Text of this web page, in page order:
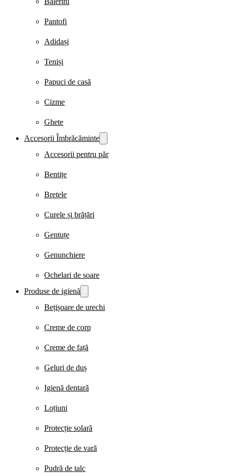
Pantofi
Adidași
Teniși
Papuci de casă
Cizme
Ghete
Accesorii Îmbrăcăminte
Accesorii pentru păr
Bentițe
Bretele
Curele și brățări
Gentuțe
Genunchiere
Ochelari de soare
Produse de igienă
Bețișoare de urechi
Creme de corp
Creme de față
Geluri de duș
Igienă dentară
Loțiuni
Protecție solară
Protecție de vară
Pudră de talc